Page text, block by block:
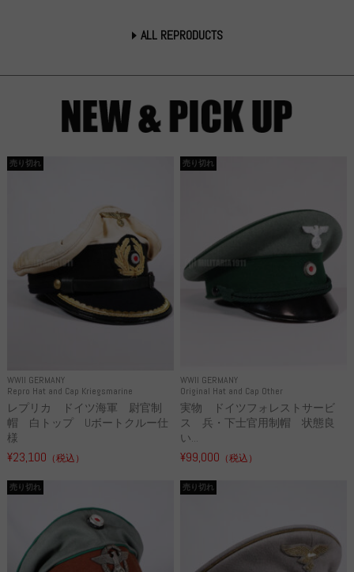
ALL REPRODUCTS
WWII GERMANY
Repro Hat and Cap Kriegsmarine
売り切れ
レプリカ ドイツ海軍 尉官制
帽 白トップ Uボートクルー仕
様
¥23,100 （税込）
WWII GERMANY
Original Hat and Cap Other
売り切れ
実物 ドイツフォレストサービ
ス 兵・下士官用制帽 状態良
い...
¥99,000 （税込）
売り切れ 売り切れ